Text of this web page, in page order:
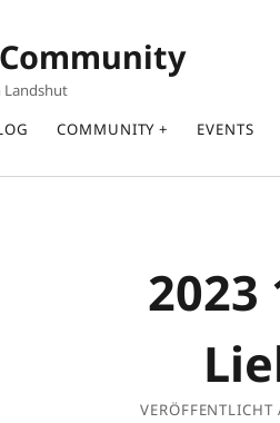
Landshut
COMMUNITY EVENTS
2023